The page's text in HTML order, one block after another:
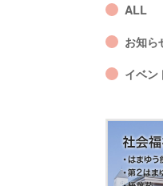
ALL
お知ら
イベン